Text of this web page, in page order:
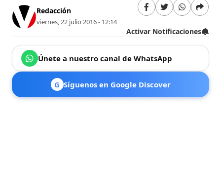
Redacción
viernes, 22 julio 2016 - 12:14
Activar Notificaciones
Únete a nuestro canal de WhatsApp
G Síguenos en Google Discover